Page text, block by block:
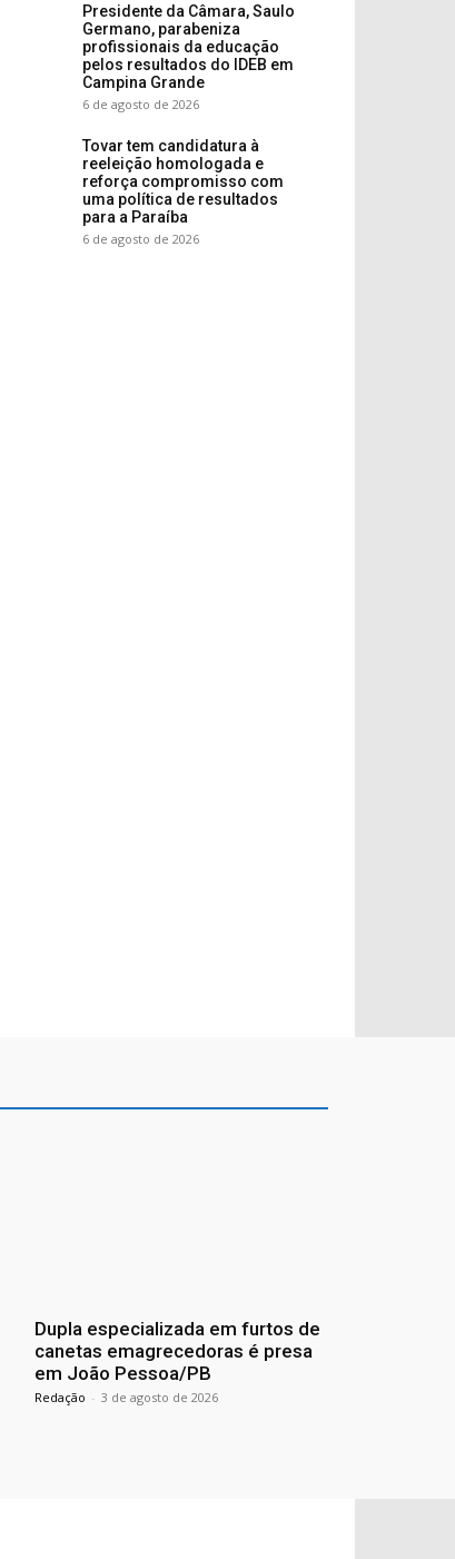
Presidente da Câmara, Saulo
Germano, parabeniza
profissionais da educação
pelos resultados do IDEB em
Campina Grande
6 de agosto de 2026
Tovar tem candidatura à
reeleição homologada e
reforça compromisso com
uma política de resultados
para a Paraíba
6 de agosto de 2026
Dupla especializada em furtos de
canetas emagrecedoras é presa
em João Pessoa/PB
Redação - 3 de agosto de 2026